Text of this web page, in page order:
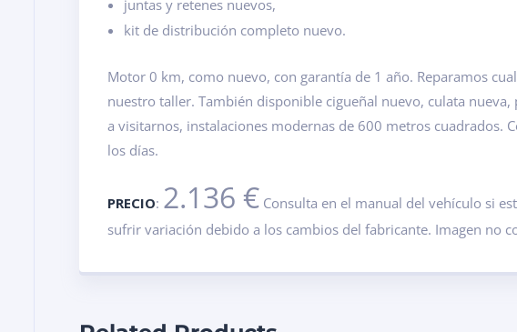
juntas y retenes nuevos,
kit de distribución completo nuevo.
Motor 0 km, como nuevo, con garantía de 1 año. Reparamos
nuestro taller. También disponible cigueñal nuevo, culata
a visitarnos, instalaciones modernas de 600 metros cuadrados.
los días.
PRECIO: 2.136 € Consulta en el manual del vehículo si
sufrir variación debido a los cambios del fabricante. Imagen no